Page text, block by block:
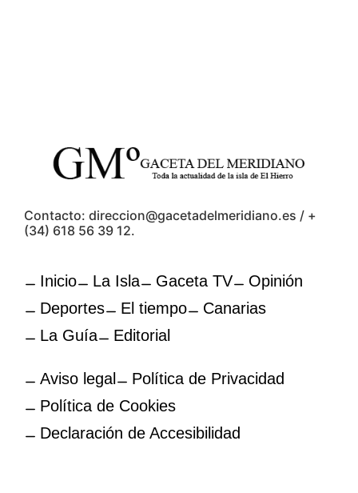
Contacto: direccion@gacetadelmeridiano.es / +
(34) 618 56 39 12.
Inicio La Isla Gaceta TV
Opinión
Deportes
El tiempo
Canarias
La Guía
Editorial
Aviso legal
Política de Privacidad
Política de Cookies
Declaración de Accesibilidad